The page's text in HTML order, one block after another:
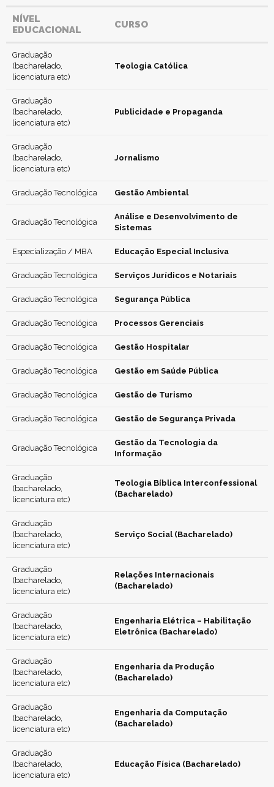
NÍVEL
EDUCACIONAL
CURSO
Graduação
(bacharelado,
licenciatura etc)
Teologia Católica
Graduação
(bacharelado,
licenciatura etc)
Publicidade e Propaganda
Graduação
(bacharelado,
licenciatura etc)
Jornalismo
Graduação Tecnológica Gestão Ambiental
Graduação Tecnológica
Análise e Desenvolvimento de
Sistemas
Especialização / MBA Educação Especial Inclusiva
Graduação Tecnológica Serviços Jurídicos e Notariais
Graduação Tecnológica Segurança Pública
Graduação Tecnológica Processos Gerenciais
Graduação Tecnológica Gestão Hospitalar
Graduação Tecnológica Gestão em Saúde Pública
Graduação Tecnológica Gestão de Turismo
Graduação Tecnológica Gestão de Segurança Privada
Graduação Tecnológica
Gestão da Tecnologia da
Informação
Graduação
(bacharelado,
licenciatura etc)
Teologia Bíblica Interconfessional
(Bacharelado)
Graduação
(bacharelado,
licenciatura etc)
Serviço Social (Bacharelado)
Graduação
(bacharelado,
licenciatura etc)
Relações Internacionais
(Bacharelado)
Graduação
(bacharelado,
licenciatura etc)
Engenharia Elétrica – Habilitação
Eletrônica (Bacharelado)
Graduação
(bacharelado,
licenciatura etc)
Engenharia da Produção
(Bacharelado)
Graduação
(bacharelado,
licenciatura etc)
Engenharia da Computação
(Bacharelado)
Graduação
(bacharelado,
licenciatura etc)
Educação Física (Bacharelado)